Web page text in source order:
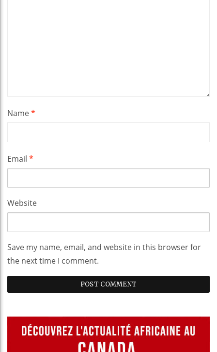
Name*
Email *
Website
Save my name, email, and website in this browser for
the next time I comment.